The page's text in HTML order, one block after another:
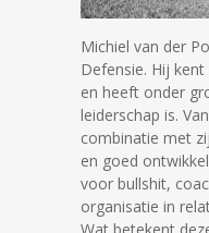
Michiel van der
Defensie. Hij
en heeft onder
leiderschap is.
combinatie met
en goed
voor bullshit,
organisatie in